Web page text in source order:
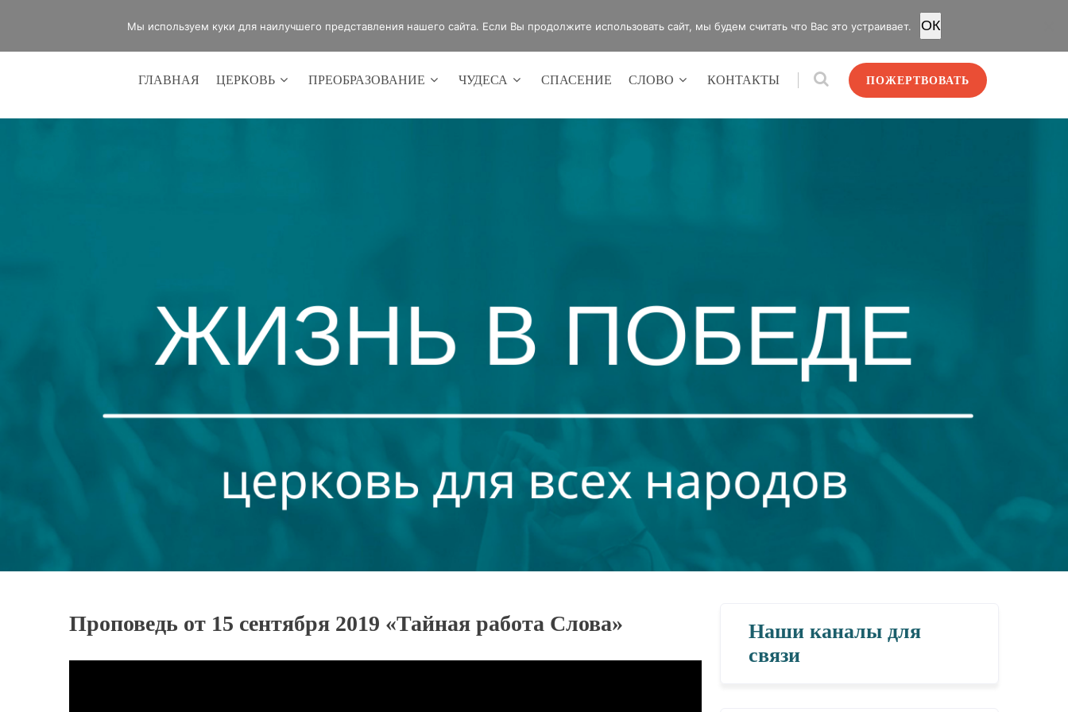
office@lifeinvictory.ru +7 950 189 4420 Россия, г.Оренбург, ул.Мира 32/2
ПОЖЕРТВОВАТЬ
ГЛАВНАЯ ЦЕРКОВЬ ПРЕОБРАЗОВАНИЕ ЧУДЕСА СПАСЕНИЕ СЛОВО КОНТАКТЫ
Проповедь от 15 сентября 2019 «Тайная работа Слова»
Наши каналы для
связи
Мы используем куки для наилучшего представления нашего сайта. Если Вы продолжите использовать сайт, мы будем считать что Вас это устраивает. OК